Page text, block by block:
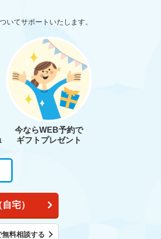
いてサポートいたします。
今ならWEB予約で
ギフトプレゼント
宅）
無料相談する